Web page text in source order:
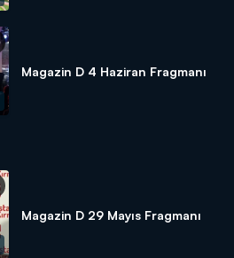
Magazin D 4 Haziran Fragmanı
Magazin D 29 Mayıs Fragmanı